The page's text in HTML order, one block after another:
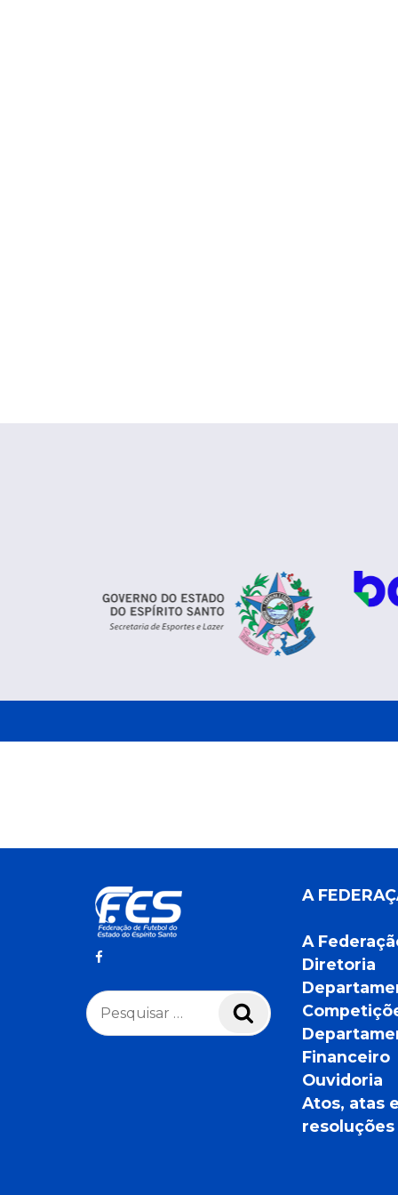
Pesquisar
por:
Pesquisar
A
A
Diretoria
Financeiro
Ouvidoria
Atos, atas e
resoluções